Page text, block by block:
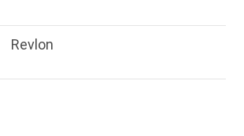
Revlon